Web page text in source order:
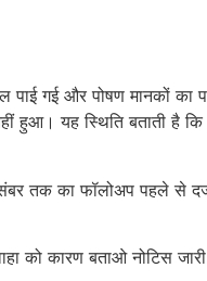
पाई गई और पोषण मानकों का
हुआ। यह स्थिति बताती है कि
तक का फॉलोअप पहले से
को कारण बताओ नोटिस